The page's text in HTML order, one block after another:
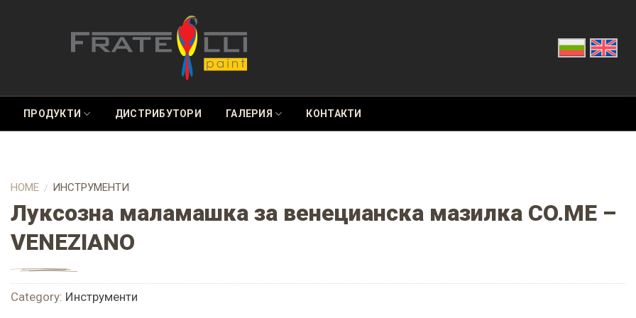
ПРОДУКТИ ДИСТРИБУТОРИ ГАЛЕРИЯ КОНТАКТИ
HOME / ИНСТРУМЕНТИ
Луксозна маламашка за венецианска мазилка CO.ME –
VENEZIANO
Category: Инструменти